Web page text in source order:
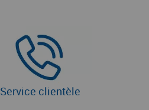
Service clientèle